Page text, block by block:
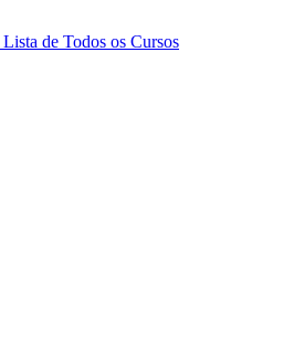
Lista de Todos os Cursos